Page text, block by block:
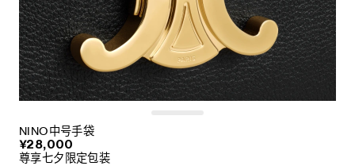
NINO中号手袋
¥28,000
尊享七夕限定包装